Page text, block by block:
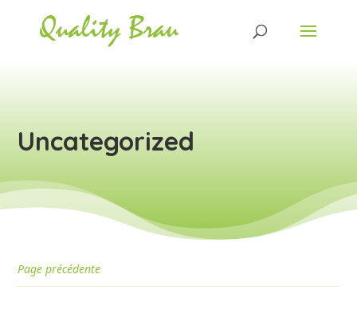
Uncategorized
Page précédente